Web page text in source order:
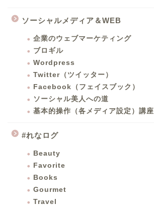
ソーシャルメディア＆WEB
企業のウェブマーケティング
ブロギル
Wordpress
Twitter（ツイッター）
Facebook（フェイスブック）
ソーシャル美人への道
基本的操作（各メディア設定）講座
#れなログ
Beauty
Favorite
Books
Gourmet
Travel